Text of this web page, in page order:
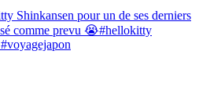
Shinkansen pour un de ses derniers
comme prevu 😭#hellokitty